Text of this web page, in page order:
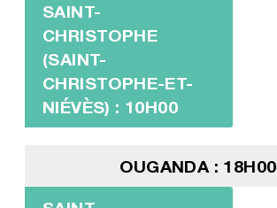
SAINT-
CHRISTOPHE
(SAINT-
CHRISTOPHE-ET-
NIÉVÈS) : 10H00
OUGANDA : 18H00